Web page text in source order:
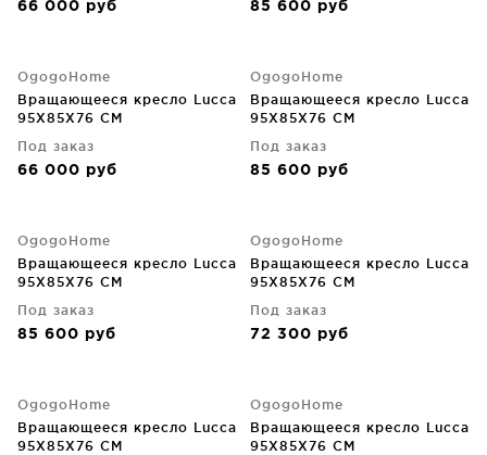
66 000 руб 85 600 руб
OgogoHome
Вращающееся кресло Lucca
95X85X76 CM
Под заказ
66 000 руб
OgogoHome
Вращающееся кресло Lucca
95X85X76 CM
Под заказ
85 600 руб
OgogoHome
Вращающееся кресло Lucca
95X85X76 CM
Под заказ
85 600 руб
OgogoHome
Вращающееся кресло Lucca
95X85X76 CM
Под заказ
72 300 руб
OgogoHome
Вращающееся кресло Lucca
95X85X76 CM
OgogoHome
Вращающееся кресло Lucca
95X85X76 CM